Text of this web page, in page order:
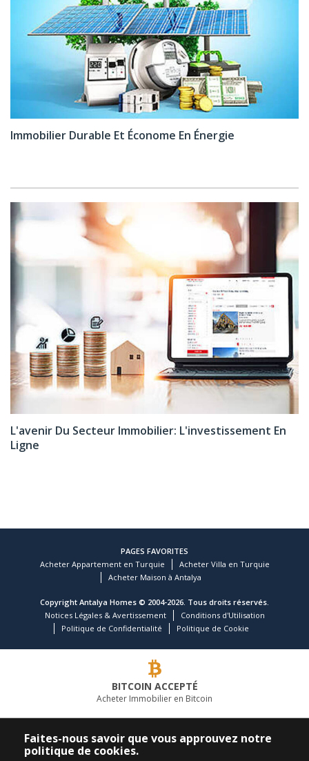
Immobilier Durable Et Économe En Énergie
L'avenir Du Secteur Immobilier: L'investissement En
Ligne
PAGES FAVORITES
Acheter Appartement en Turquie
Acheter Villa en Turquie
Acheter Maison à Antalya
Copyright Antalya Homes © 2004-2026. Tous droits réservés.
Notices Légales & Avertissement
Conditions d'Utilisation
Politique de Confidentialité
Politique de Cookie
BITCOIN ACCEPTÉ
Acheter Immobilier en Bitcoin
COMPAGNIE IMMOBILIÈRE LEADER
Faites-nous savoir que vous approuvez notre
politique de cookies.